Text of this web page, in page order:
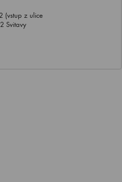
(vstup z ulice
Svitavy